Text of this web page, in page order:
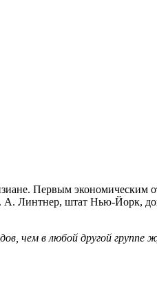
Первым
Линтнер, штат Нью-Йорк,
чем в любой другой группе